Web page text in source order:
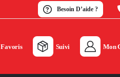
Besoin D’aide ?
Favoris Suivi Mon